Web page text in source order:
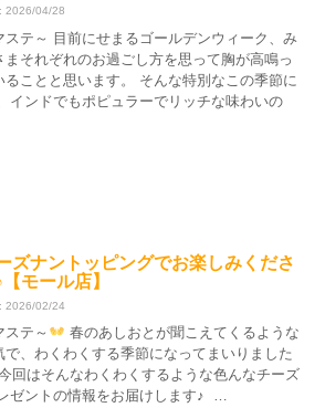
2026/04/28
ステ～ 目前にせまるゴールデンウィーク、み
まそれぞれのお過ごし方を思って胸が高鳴っ
ることと思います。 そんな特別なこの季節に
インドでもポピュラーでリッチな味わいの
ズナントッピングでお楽しみくださ
モール店】
2026/02/24
ステ～
春のあしおとが聞こえてくるような
で、わくわくする季節になってまいりました
回はそんなわくわくするような色んなチーズ
ゼントの情報をお届けします♪ …